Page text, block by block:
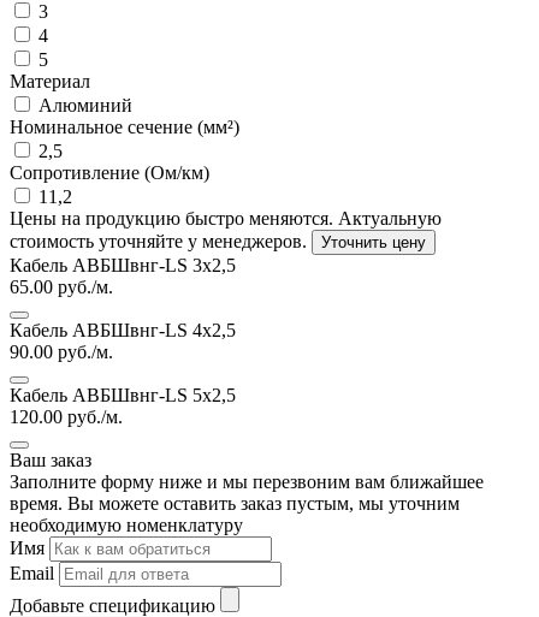
3
4
5
Материал
Алюминий
Номинальное сечение (мм²)
2,5
Сопротивление (Ом/км)
11,2
Цены на продукцию быстро меняются. Актуальную
стоимость уточняйте у менеджеров.
Уточнить цену
Кабель АВБШвнг-LS 3х2,5
65.00 руб./м.
Кабель АВБШвнг-LS 4х2,5
90.00 руб./м.
Кабель АВБШвнг-LS 5х2,5
120.00 руб./м.
Ваш заказ
Заполните форму ниже и мы перезвоним вам ближайшее
время. Вы можете оставить заказ пустым, мы уточним
необходимую номенклатуру
Имя
Email
Добавьте спецификацию